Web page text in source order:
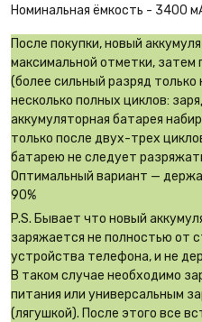
Номинальная ёмкость - 3400
После покупки, новый
максимальной отметки, затем
(более сильный разряд
несколько полных циклов:
аккумуляторная батарея
только после двух-трех
батарею не следует
Оптимальный вариант —
90%
P.S. Бывает что новый
заряжается не полностью от
устройства телефона, и не
В таком случае необходимо
питания или универсальным
(лягушкой). После этого все